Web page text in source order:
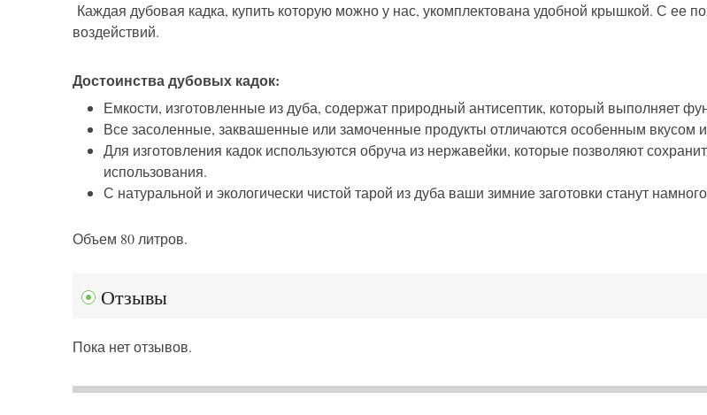
Каждая дубовая кадка, купить которую можно у нас, укомплектована удобной крышкой. С
воздействий.
Достоинства дубовых кадок:
Емкости, изготовленные из дуба, содержат природный антисептик, который выполняет
Все засоленные, заквашенные или замоченные продукты отличаются особенным вкусом
Для изготовления кадок используются обруча из нержавейки, которые позволяют
использования.
С натуральной и экологически чистой тарой из дуба ваши зимние заготовки станут
Объем 80 литров.
Отзывы
Пока нет отзывов.